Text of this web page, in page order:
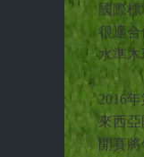
國際標
很適
水準木
2016
來西
開賽將